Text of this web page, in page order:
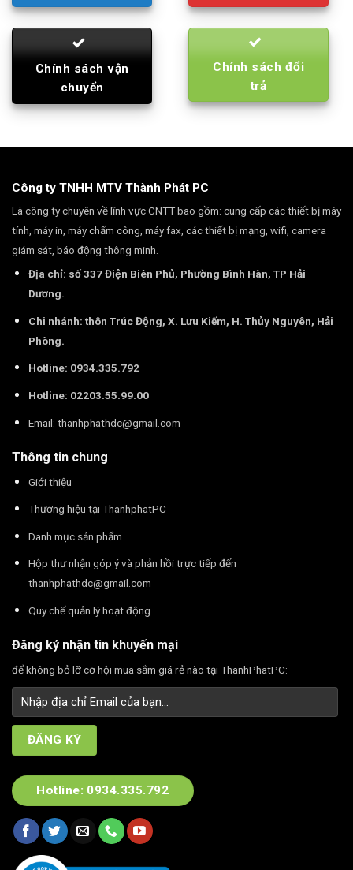
Chính sách vận
chuyển
Chính sách đổi
trả
Công ty TNHH MTV Thành Phát PC
Là công ty chuyên về lĩnh vực CNTT bao gồm: cung cấp các thiết bị máy
tính, máy in, máy chấm công, máy fax, các thiết bị mạng, wifi, camera
giám sát, báo động thông minh.
Địa chỉ: số 337 Điện Biên Phủ, Phường Bình Hàn, TP Hải
Dương.
Chi nhánh: thôn Trúc Động, X. Lưu Kiếm, H. Thủy Nguyên, Hải
Phòng.
Hotline: 0934.335.792
Hotline: 02203.55.99.00
Email: thanhphathdc@gmail.com
Thông tin chung
Giới thiệu
Thương hiệu tại ThanhphatPC
Danh mục sản phẩm
Hộp thư nhận góp ý và phản hồi trực tiếp đến
thanhphathdc@gmail.com
Quy chế quản lý hoạt động
Đăng ký nhận tin khuyến mại
để không bỏ lỡ cơ hội mua sắm giá rẻ nào tại ThanhPhatPC:
Hotline: 0934.335.792